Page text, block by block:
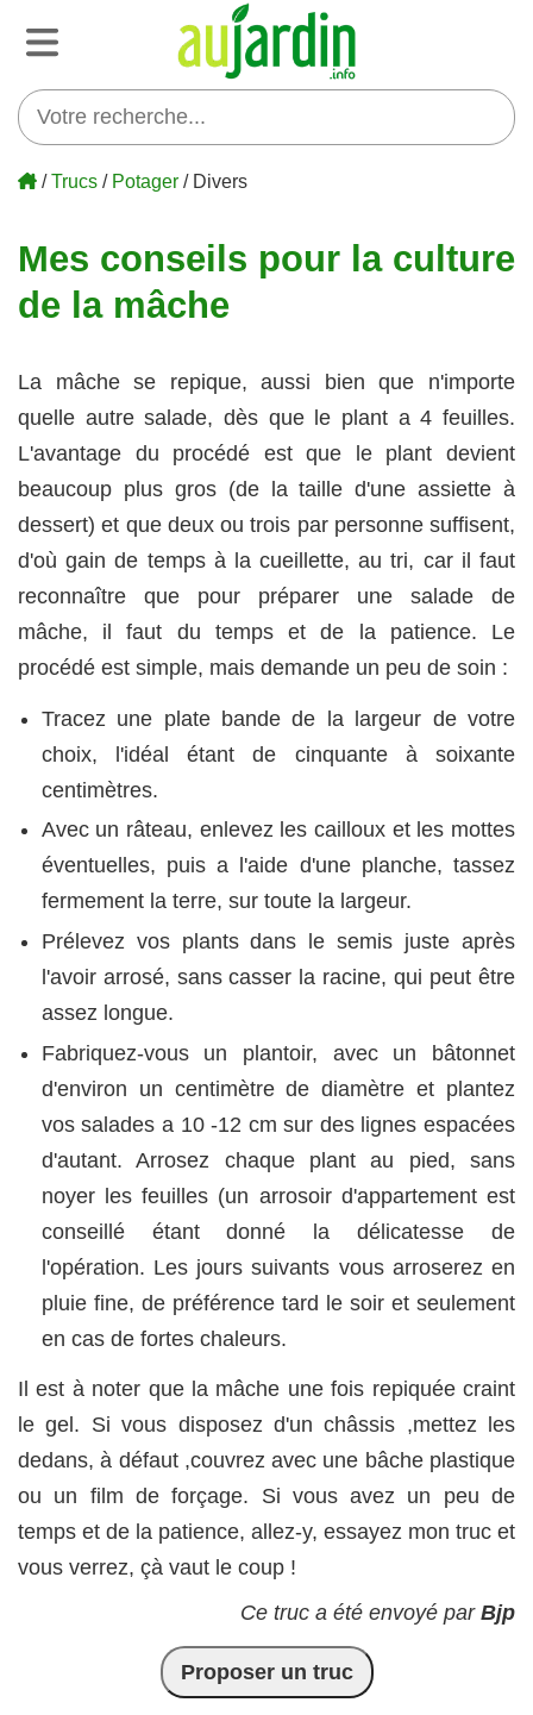
/Trucs / Potager / Divers
Mes conseils pour la culture
de la mâche
La mâche se repique, aussi bien que n'importe
quelle autre salade, dès que le plant a 4 feuilles.
L'avantage du procédé est que le plant devient
beaucoup plus gros (de la taille d'une assiette à
dessert) et que deux ou trois par personne suffisent,
d'où gain de temps à la cueillette, au tri, car il faut
reconnaître que pour préparer une salade de
mâche, il faut du temps et de la patience. Le
procédé est simple, mais demande un peu de soin :
Tracez une plate bande de la largeur de votre
choix, l'idéal étant de cinquante à soixante
centimètres.
Avec un râteau, enlevez les cailloux et les mottes
éventuelles, puis a l'aide d'une planche, tassez
fermement la terre, sur toute la largeur.
Prélevez vos plants dans le semis juste après
l'avoir arrosé, sans casser la racine, qui peut être
assez longue.
Fabriquez-vous un plantoir, avec un bâtonnet
d'environ un centimètre de diamètre et plantez
vos salades a 10 -12 cm sur des lignes espacées
d'autant. Arrosez chaque plant au pied, sans
noyer les feuilles (un arrosoir d'appartement est
conseillé étant donné la délicatesse de
l'opération. Les jours suivants vous arroserez en
pluie fine, de préférence tard le soir et seulement
en cas de fortes chaleurs.
Il est à noter que la mâche une fois repiquée craint
le gel. Si vous disposez d'un châssis ,mettez les
dedans, à défaut ,couvrez avec une bâche plastique
ou un film de forçage. Si vous avez un peu de
temps et de la patience, allez-y, essayez mon truc et
vous verrez, çà vaut le coup !
Ce truc a été envoyé par Bjp
Proposer un truc